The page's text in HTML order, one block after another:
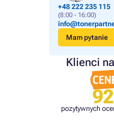
+48 222 235 115
(8:00 - 16:00)
Mam pytanie
Klienci
pozytywnych